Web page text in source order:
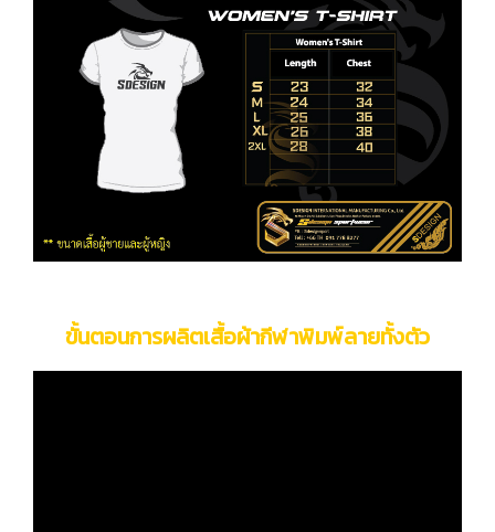
ขั้นตอนการผลิตเสื้อผ้ากีฬาพิมพ์ลายทั้งตัว